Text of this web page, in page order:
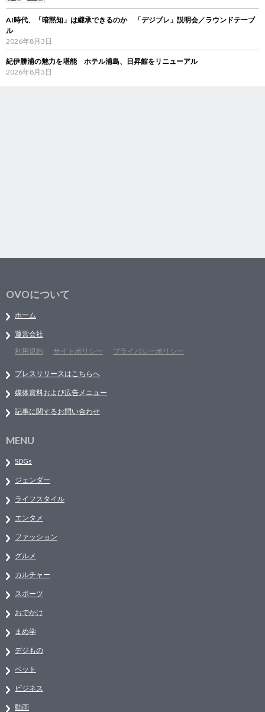
AI時代、「暗黙知」は継承できるのか 「デジブレ」説明会／ラウンドテーブ
ル
2026年8月3日
紀伊勝浦の魅力を堪能 ホテル浦島、日昇館をリニューアル
2026年8月3日
OVOについて
ホーム
運営会社
利用規約
サイトポリシー プライバシーポリシー
プレスリリースはこちらへ
媒体資料および広告メニュー
記事に関するお問い合わせ
MENU
SDGs
ジェンダー
ライフスタイル
エンタメ
ファッション
グルメ
カルチャー
スポーツ
おでかけ
まめ学
デジもの
ペット
ビジネス
動画